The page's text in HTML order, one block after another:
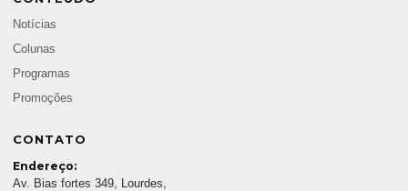
Notícias
Colunas
Programas
Promoções
CONTATO
Endereço:
Av. Bias fortes 349, Lourdes,